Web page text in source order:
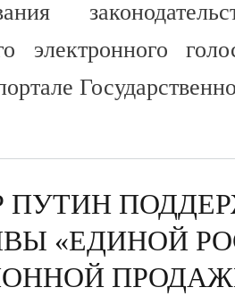
электронного
ПУТИН
«ЕДИНОЙ